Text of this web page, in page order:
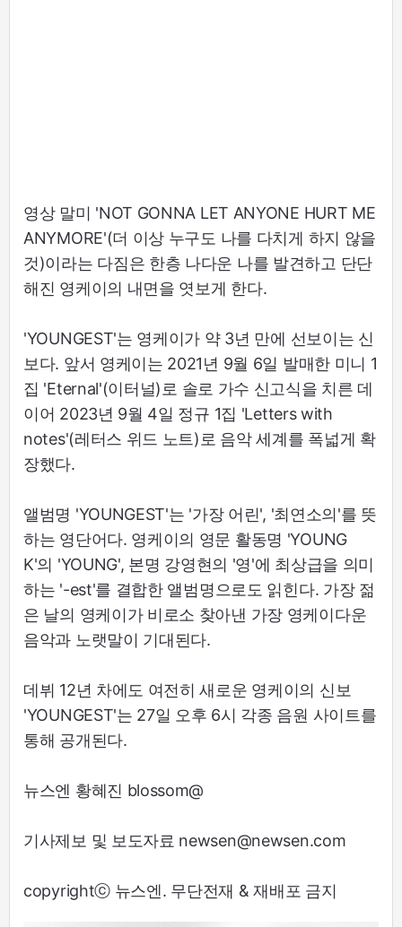
영상 말미 'NOT GONNA LET ANYONE HURT ME
ANYMORE'(더 이상 누구도 나를 다치게 하지 않을
것)이라는 다짐은 한층 나다운 나를 발견하고 단단
해진 영케이의 내면을 엿보게 한다.
'YOUNGEST'는 영케이가 약 3년 만에 선보이는 신
보다. 앞서 영케이는 2021년 9월 6일 발매한 미니 1
집 'Eternal'(이터널)로 솔로 가수 신고식을 치른 데
이어 2023년 9월 4일 정규 1집 'Letters with
notes'(레터스 위드 노트)로 음악 세계를 폭넓게 확
장했다.
앨범명 'YOUNGEST'는 '가장 어린', '최연소의'를 뜻
하는 영단어다. 영케이의 영문 활동명 'YOUNG
K'의 'YOUNG', 본명 강영현의 '영'에 최상급을 의미
하는 '-est'를 결합한 앨범명으로도 읽힌다. 가장 젊
은 날의 영케이가 비로소 찾아낸 가장 영케이다운
음악과 노랫말이 기대된다.
데뷔 12년 차에도 여전히 새로운 영케이의 신보
'YOUNGEST'는 27일 오후 6시 각종 음원 사이트를
통해 공개된다.
뉴스엔 황혜진 blossom@
기사제보 및 보도자료 newsen@newsen.com
copyrightⓒ 뉴스엔. 무단전재 & 재배포 금지